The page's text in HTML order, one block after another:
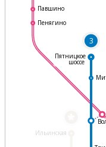
Ильинская
3
Павшино
Пенягино
Пятницкое
шоссе